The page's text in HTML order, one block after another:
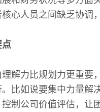
心人员之间缺乏协调
点
解力比规划力更重要
比如说要集中力量解
制公司价值评估，让